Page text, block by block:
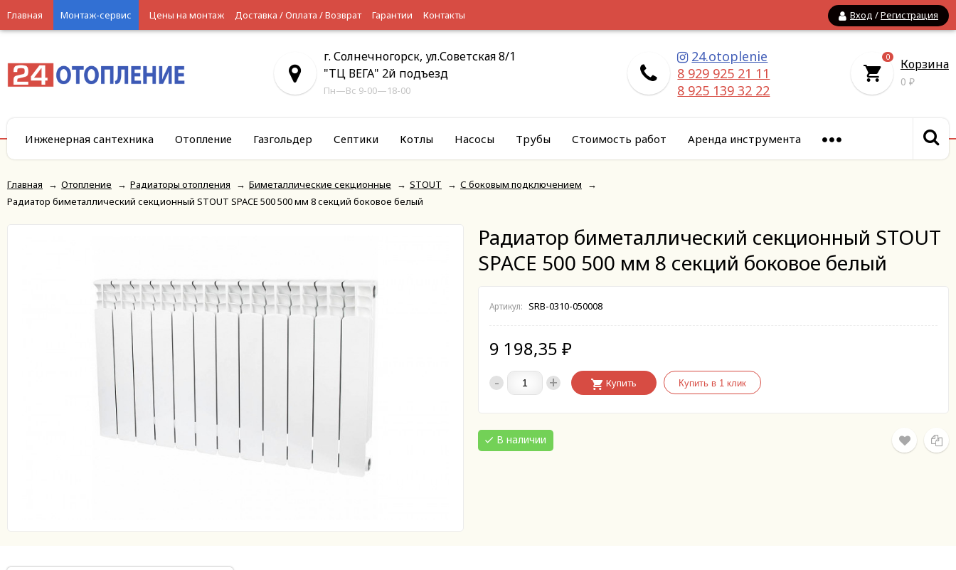
Вход /Регистрация
Главная Монтаж-сервис Цены на монтаж Доставка / Оплата / Возврат Гарантии Контакты
г. Солнечногорск, ул.Советская 8/1
"ТЦ ВЕГА" 2й подъезд
Пн—Вс 9-00—18-00
24.otoplenie
8 929 925 21 11
8 925 139 32 22
0 Корзина
0 ₽
Инженерная сантехника Отопление Газгольдер Септики Котлы Насосы Трубы Стоимость работ Аренда инструмента
Главная → Отопление → Радиаторы отопления → Биметаллические секционные → STOUT → С боковым подключением
→
Радиатор биметаллический секционный STOUT SPACE 500 500 мм 8 секций боковое белый
Радиатор биметаллический секционный STOUT
SPACE 500 500 мм 8 секций боковое белый
Артикул: SRB-0310-050008
9 198,35 ₽
- + Купить
В наличии